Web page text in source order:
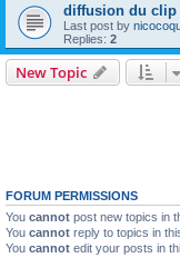
diffusion du clip
Last post by
Replies: 2
New Topic
FORUM PERMISSIONS
You cannot post new topics in
You cannot reply to topics in
You cannot edit your posts in